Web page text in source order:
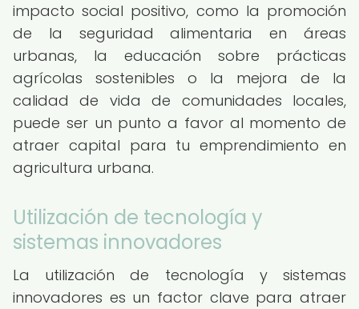
impacto social positivo, como la promoción
de la seguridad alimentaria en áreas
urbanas, la educación sobre prácticas
agrícolas sostenibles o la mejora de la
calidad de vida de comunidades locales,
puede ser un punto a favor al momento de
atraer capital para tu emprendimiento en
agricultura urbana.
Utilización de tecnología y
sistemas innovadores
La utilización de tecnología y sistemas
innovadores es un factor clave para atraer